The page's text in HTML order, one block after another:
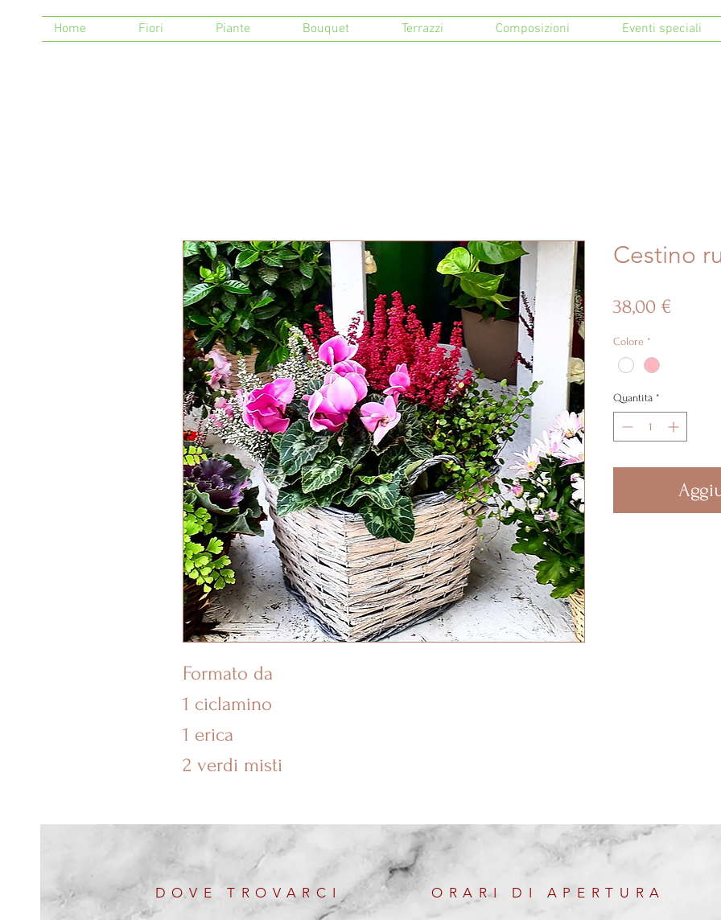
Home Fiori Piante Bouquet Terrazzi Composizioni Eventi speciali
Formato da
1 ciclamino
1 erica
2 verdi misti
Cestino
38,00 €
Colore *
Quantità *
DOVE TROVARCI ORARI DI APERTURA